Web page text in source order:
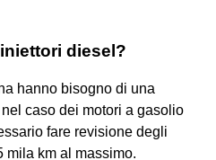
diesel?
hanno bisogno di una
caso dei motori a gasolio
fare revisione degli
mila km al massimo.